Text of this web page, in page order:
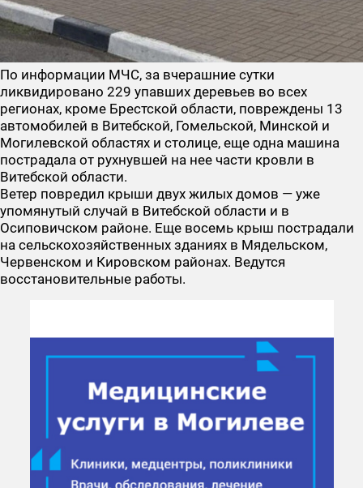
По информации МЧС, за вчерашние сутки
ликвидировано 229 упавших деревьев во всех
регионах, кроме Брестской области, повреждены 13
автомобилей в Витебской, Гомельской, Минской и
Могилевской областях и столице, еще одна машина
пострадала от рухнувшей на нее части кровли в
Витебской области.
Ветер повредил крыши двух жилых домов — уже
упомянутый случай в Витебской области и в
Осиповичском районе. Еще восемь крыш пострадали
на сельскохозяйственных зданиях в Мядельском,
Червенском и Кировском районах. Ведутся
восстановительные работы.